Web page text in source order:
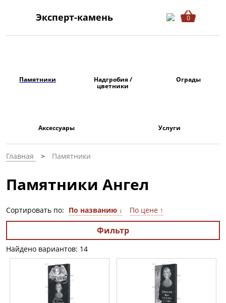
Эксперт-камень 0
Памятники Надгробия /
цветники
Ограды
Аксессуары Услуги
Главная Памятники
Памятники Ангел
Сортировать по: По названию ↓ По цене ↑
Фильтр
Найдено вариантов: 14